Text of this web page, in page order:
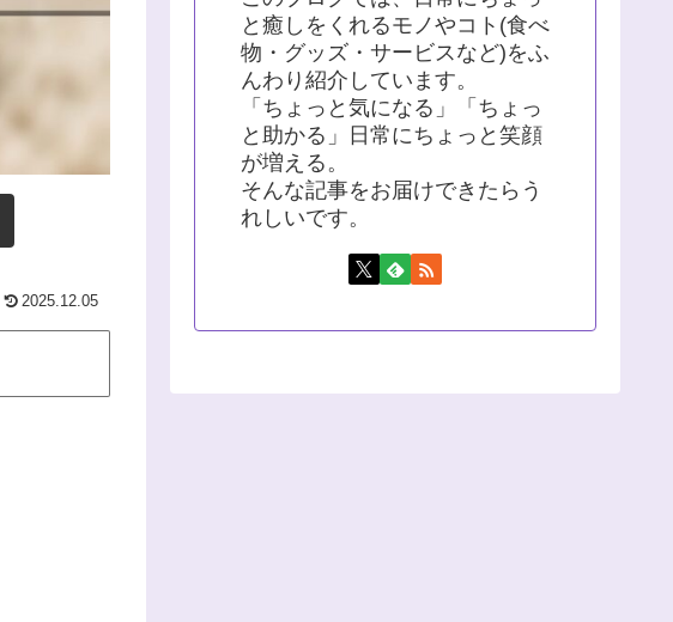
2025.12.05
と癒しをくれるモノやコト(食べ
物・グッズ・サービスなど)をふ
んわり紹介しています。
「ちょっと気になる」「ちょっ
と助かる」日常にちょっと笑顔
が増える。
そんな記事をお届けできたらう
れしいです。